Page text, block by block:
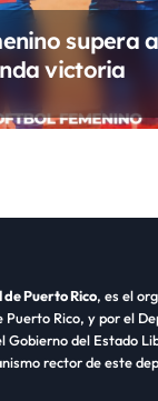
supera a
victoria
Puerto Rico, es el
Puerto Rico, y por el
Gobierno del Estado
rector de este